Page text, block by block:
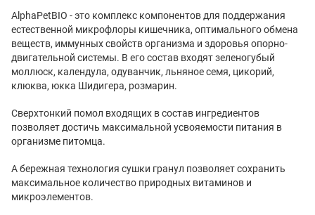
AlphaPetBIO - это комплекс компонентов для поддержания
естественной микрофлоры кишечника, оптимального обмена
веществ, иммунных свойств организма и здоровья опорно-
двигательной системы. В его состав входят зеленогубый
моллюск, календула, одуванчик, льняное семя, цикорий,
клюква, юкка Шидигера, розмарин.
Сверхтонкий помол входящих в состав ингредиентов
позволяет достичь максимальной усвояемости питания в
организме питомца.
А бережная технология сушки гранул позволяет сохранить
максимальное количество природных витаминов и
микроэлементов.